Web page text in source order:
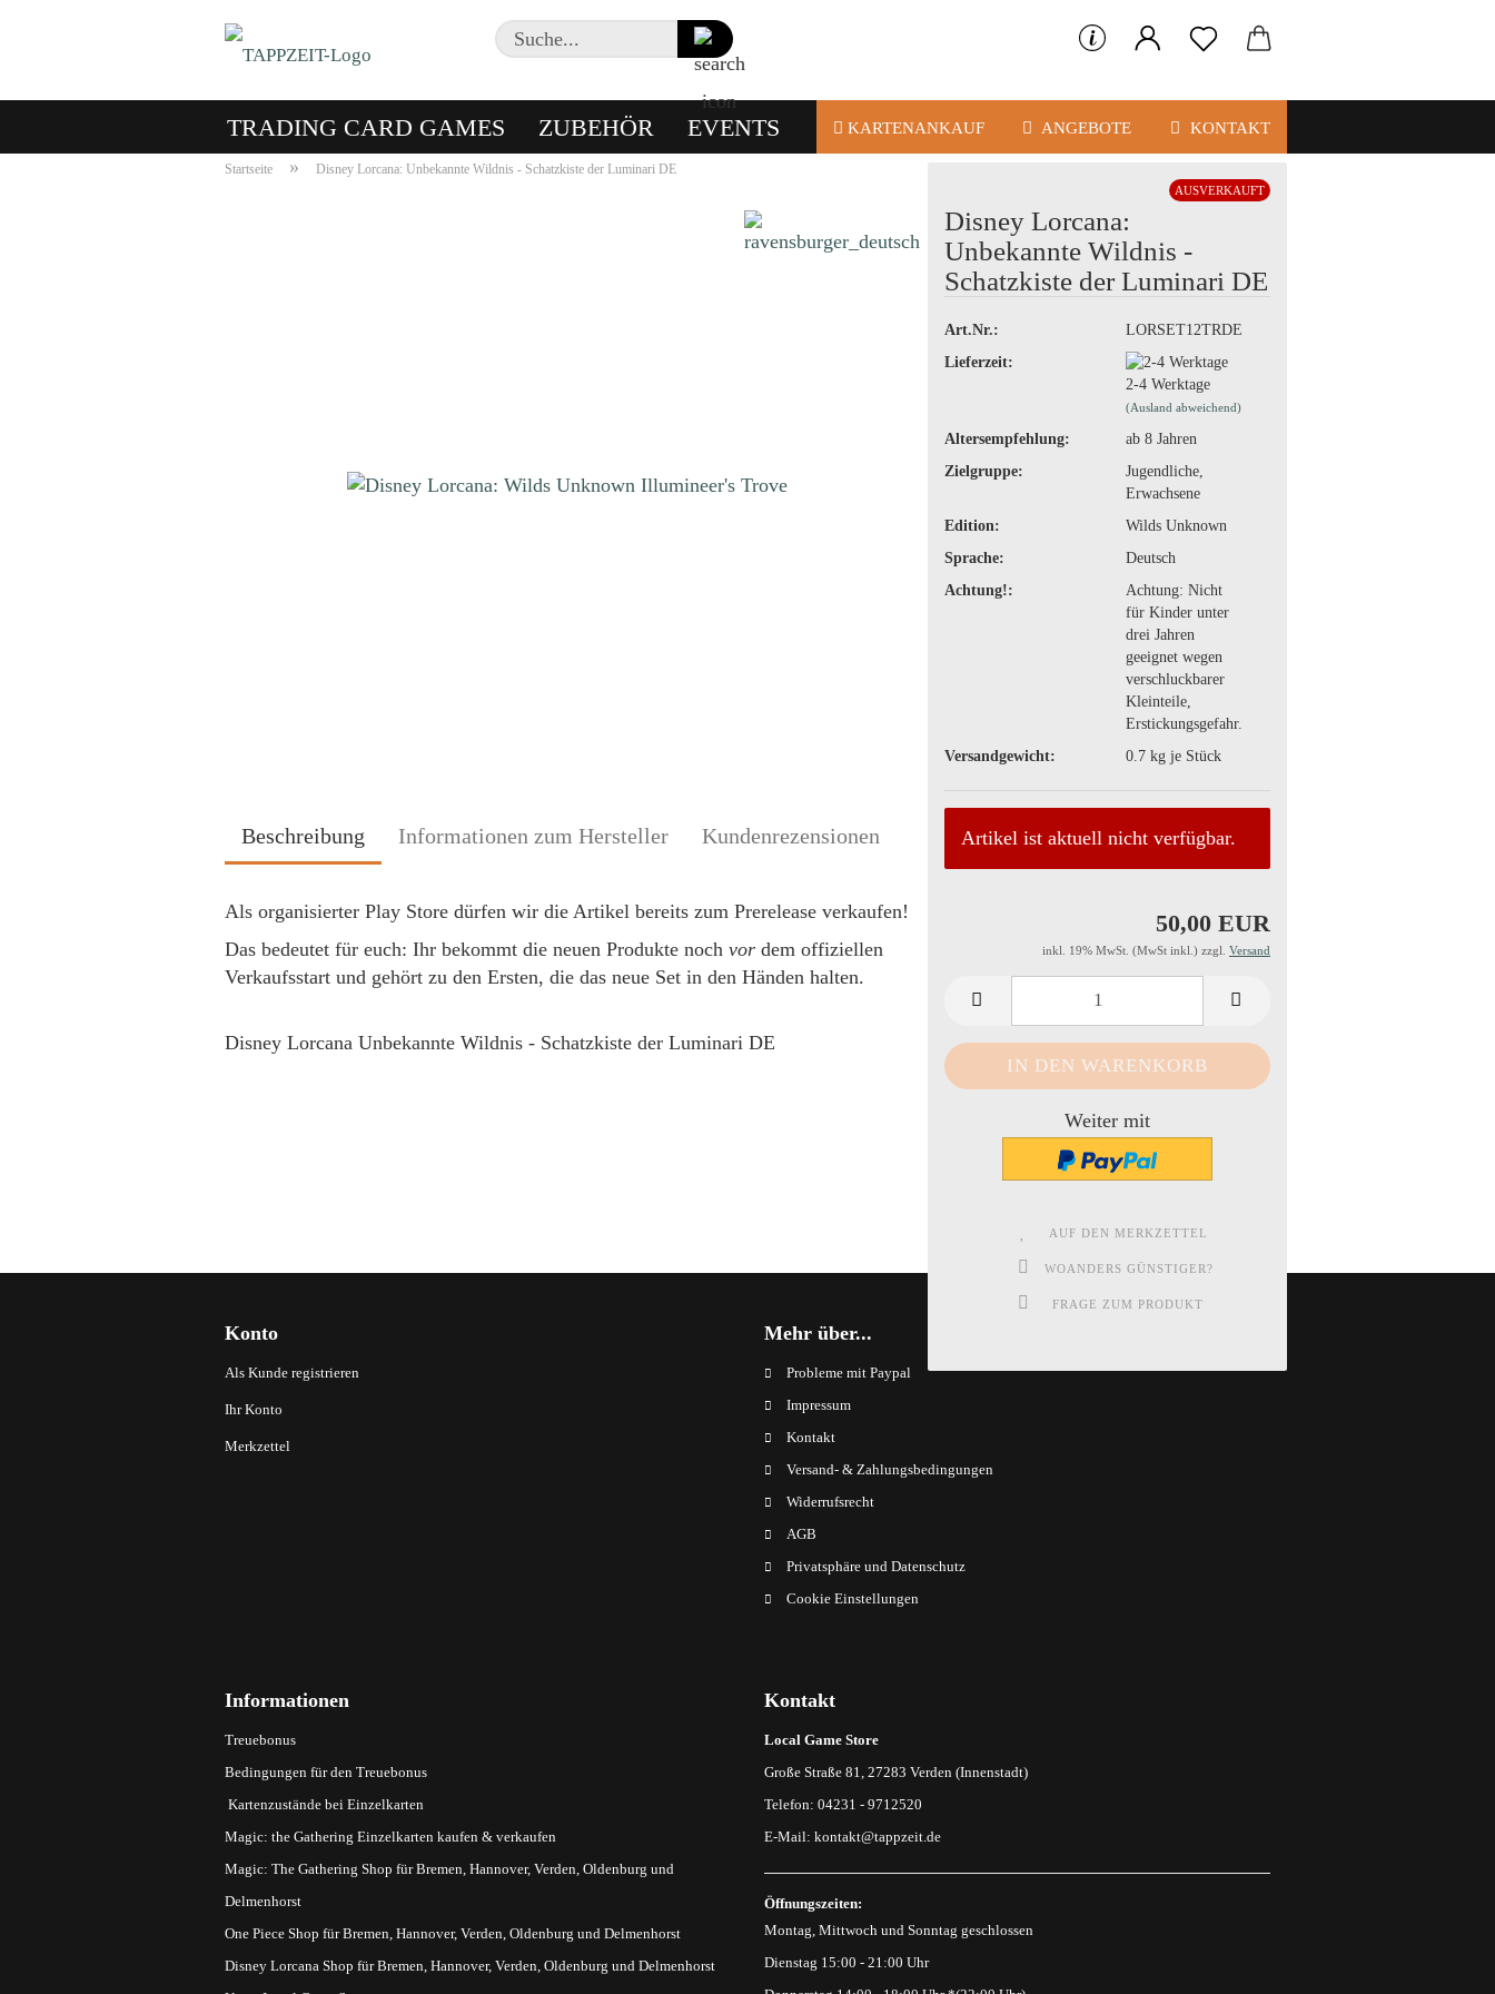
Suche...
TRADING CARD GAMES ZUBEHÖR EVENTS KARTENANKAUF ANGEBOTE KONTAKT
Startseite » Disney Lorcana: Unbekannte Wildnis - Schatzkiste der Luminari DE
AUSVERKAUFT
Disney Lorcana:
Unbekannte Wildnis -
Schatzkiste der Luminari DE
Art.Nr.:
LORSET12TRDE
Lieferzeit:
2-4 Werktage
(Ausland abweichend)
Altersempfehlung:
ab 8 Jahren
Zielgruppe:
Jugendliche,
Erwachsene
Edition:
Wilds Unknown
Sprache:
Deutsch
Achtung!:
Achtung: Nicht
für Kinder unter
drei Jahren
geeignet wegen
verschluckbarer
Kleinteile,
Erstickungsgefahr.
Versandgewicht:
0.7 kg je Stück
Artikel ist aktuell nicht verfügbar.
50,00 EUR
inkl. 19% MwSt. (MwSt inkl.) zzgl. Versand
Weiter mit
AUF DEN MERKZETTEL
WOANDERS GÜNSTIGER?
FRAGE ZUM PRODUKT
Beschreibung Informationen zum Hersteller Kundenrezensionen
Als organisierter Play Store dürfen wir die Artikel bereits zum Prerelease verkaufen!
Das bedeutet für euch: Ihr bekommt die neuen Produkte noch vor dem offiziellen
Verkaufsstart und gehört zu den Ersten, die das neue Set in den Händen halten.
Disney Lorcana Unbekannte Wildnis - Schatzkiste der Luminari DE
Konto
Als Kunde registrieren
Ihr Konto
Merkzettel
Mehr über...
Probleme mit Paypal
Impressum
Kontakt
Versand- & Zahlungsbedingungen
Widerrufsrecht
AGB
Privatsphäre und Datenschutz
Cookie Einstellungen
Informationen
Treuebonus
Bedingungen für den Treuebonus
Kartenzustände bei Einzelkarten
Magic: the Gathering Einzelkarten kaufen & verkaufen
Magic: The Gathering Shop für Bremen, Hannover, Verden, Oldenburg und
Delmenhorst
One Piece Shop für Bremen, Hannover, Verden, Oldenburg und Delmenhorst
Disney Lorcana Shop für Bremen, Hannover, Verden, Oldenburg und Delmenhorst
Kontakt
Local Game Store
Große Straße 81, 27283 Verden (Innenstadt)
Telefon: 04231 - 9712520
E-Mail: kontakt@tappzeit.de
Öffnungszeiten:
Montag, Mittwoch und Sonntag geschlossen
Dienstag 15:00 - 21:00 Uhr